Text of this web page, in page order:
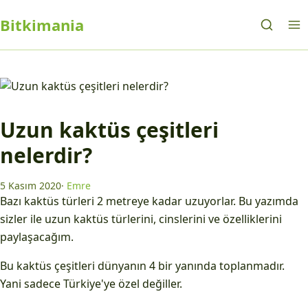
Bitkimania
Uzun kaktüs çeşitleri
nelerdir?
5 Kasım 2020· Emre
Bazı kaktüs türleri 2 metreye kadar uzuyorlar. Bu yazımda
sizler ile uzun kaktüs türlerini, cinslerini ve özelliklerini
paylaşacağım.
Bu kaktüs çeşitleri dünyanın 4 bir yanında toplanmadır.
Yani sadece Türkiye'ye özel değiller.